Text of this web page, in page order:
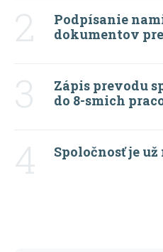
2
Podpísanie
dokumentov
3
Zápis prevodu
do 8-smich
4 Spoločnosť je už